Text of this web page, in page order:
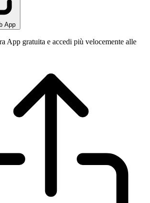
App
App gratuita e accedi più velocemente alle